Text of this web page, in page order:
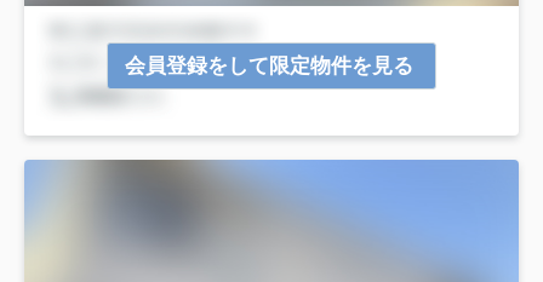
会員登録をして限定物件を見る